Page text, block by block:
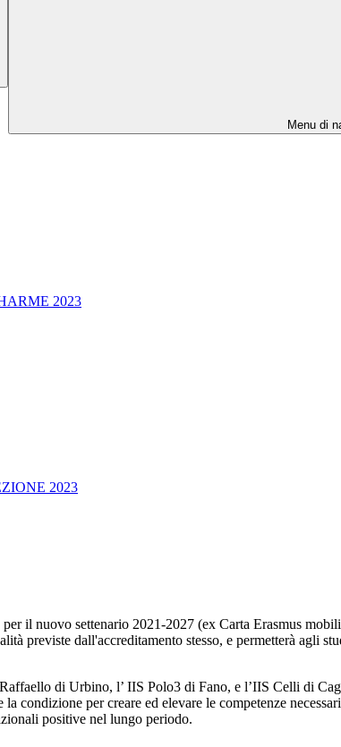
Menu di
2023
2023
il nuovo settenario 2021-2027 (ex Carta Erasmus
previste dall'accreditamento stesso, e permetterà agli
di Urbino, l’ IIS Polo3 di Fano, e l’IIS Celli di
per creare ed elevare le competenze
positive nel lungo periodo.